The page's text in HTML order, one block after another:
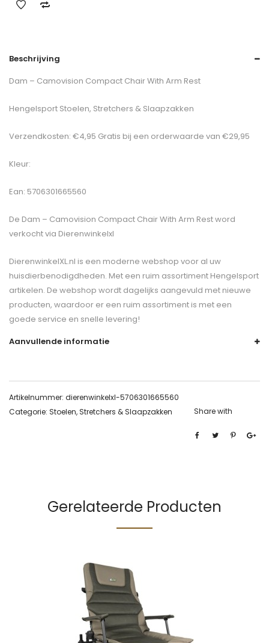
Beschrijving
Dam – Camovision Compact Chair With Arm Rest
Hengelsport Stoelen, Stretchers & Slaapzakken
Verzendkosten: €4,95 Gratis bij een orderwaarde van €29,95
Kleur:
Ean: 5706301665560
De Dam – Camovision Compact Chair With Arm Restword
verkocht via Dierenwinkelxl
DierenwinkelXL.nl is een moderne webshop voor al uw
huisdierbenodigdheden. Met een ruim assortiment Hengelsport
artikelen. De webshop wordt dagelijks aangevuld met nieuwe
producten, waardoor er een ruim assortiment is met een
goede service en snelle levering!
Aanvullende informatie
Artikelnummer: dierenwinkelxl-5706301665560
Categorie: Stoelen, Stretchers & Slaapzakken Share with
Gerelateerde Producten